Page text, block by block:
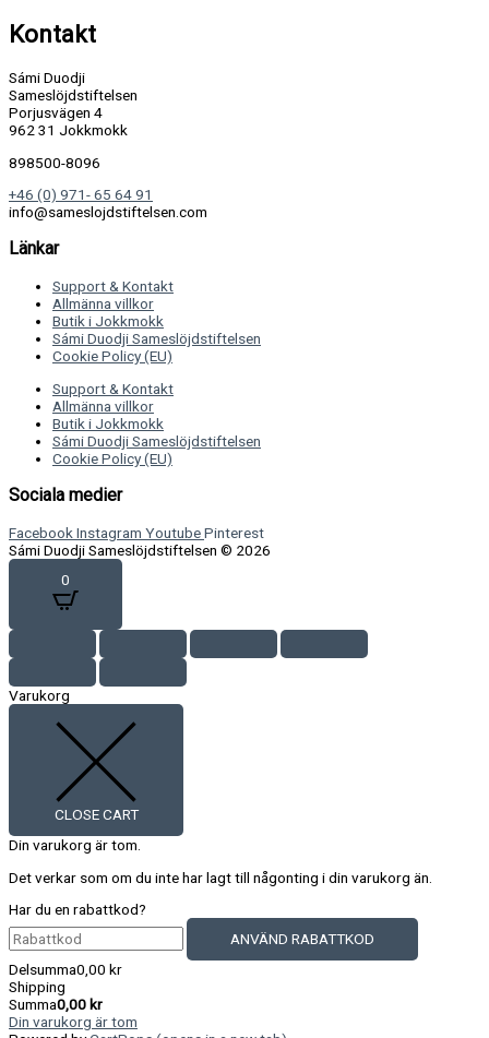
Kontakt
Sámi Duodji
Sameslöjdstiftelsen
Porjusvägen 4
962 31 Jokkmokk
898500-8096
+46 (0) 971- 65 64 91
info@sameslojdstiftelsen.com
Länkar
Support & Kontakt
Allmänna villkor
Butik i Jokkmokk
Sámi Duodji Sameslöjdstiftelsen
Cookie Policy (EU)
Support & Kontakt
Allmänna villkor
Butik i Jokkmokk
Sámi Duodji Sameslöjdstiftelsen
Cookie Policy (EU)
Sociala medier
Facebook Instagram YoutubePinterest
Sámi Duodji Sameslöjdstiftelsen © 2026
0
Varukorg
CLOSE CART
Din varukorg är tom.
Det verkar som om du inte har lagt till någonting i din varukorg än.
Har du en rabattkod?
ANVÄND RABATTKOD
Delsumma0,00 kr
Shipping
Summa0,00 kr
Din varukorg är tom